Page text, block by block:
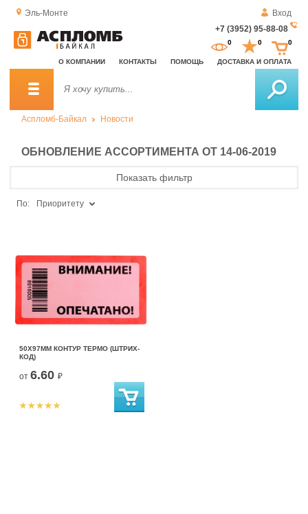
Эль-Монте
Вход
+7 (3952) 95-88-08
О КОМПАНИИ КОНТАКТЫ ПОМОЩЬ ДОСТАВКА И ОПЛАТА
0 0 0
Аспломб-Байкал Новости
ОБНОВЛЕНИЕ АССОРТИМЕНТА ОТ 14-06-2019
Показать фильтр
По: Приоритету
50Х97ММ КОНТУР ТЕРМО (ШТРИХ-
КОД)
от 6.60 ₽